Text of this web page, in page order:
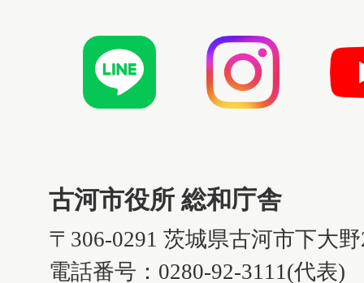
古河市役所 総和庁舎
〒306-0291 茨城県古河市下大
電話番号：0280-92-3111(代表)